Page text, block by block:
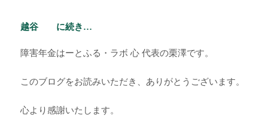
越谷 に続き…
障害年金はーとふる・ラボ 心 代表の栗澤です。
このブログをお読みいただき、ありがとうございます。
心より感謝いたします。